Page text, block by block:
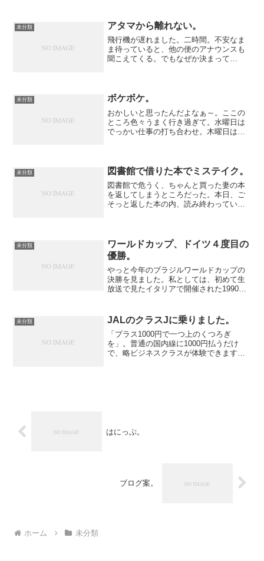
こなせないため、ためらっ...
未分類 アタマから離れない。
飛行機が遅れました。二時間。不安なま
ま待っていると、他の便のアナウンスも
聞こえてくる。でもなぜか決まって
未分類 ボケボケ。
おかしいと思ったんだよなぁ～。ここの
ところ色々うまく行き過ぎて。水曜日は
でっかい仕事の打ち合わせ。木曜日はで
発見。ジムにも行って、筋...
未分類 図書館で借りた本でミステイク。
図書館で危うく、ちゃんと買った妻の本
を返してしまうところだった。本日、ご
そっと返した本の内、読み終わっていな
「読み終わった借りた本置き...
未分類
ワールドカップ、ドイツ４度目の
優勝。
やっと今年のブラジルワールドカップの
決勝を見ました。私としては、初めて生
放送で見たイタリアで開催された1990年
たです。私の世代の日本人は、ドイツサ
ッカーが何やら基準と...
未分類 JALのクラスJに乗りました。
「プラス1000円で一つ上のくつろぎ
を」。普通の国内線に1000円払うだけ
で、略ビジネスクラスが体験できます。
はにっぷ。
ブログ案。
ホーム 未分類